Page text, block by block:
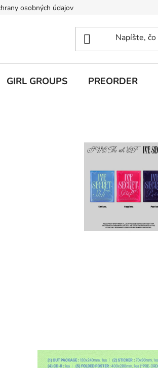
osobných údajov
GIRL GROUPS PREORDER